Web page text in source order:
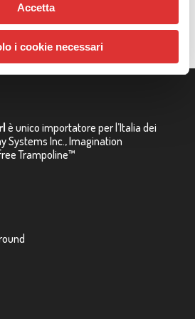
Accetta
i cookie necessari
è unico importatore per l’Italia dei
Systems Inc., Imagination
Trampoline™